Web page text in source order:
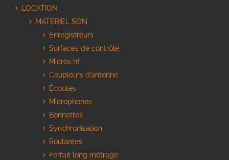
LOCATION
MATERIEL SON
Enregistreurs
Surfaces de contrôle
Micros hf
Coupleurs d’antenne
Écoutes
Microphones
Bonnettes
Synchronisation
Roulantes
Forfait long métrage